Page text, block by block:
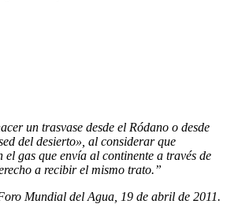
un trasvase desde el Ródano o desde
del desierto», al considerar que
gas que envía al continente a través de
a recibir el mismo trato.”
Mundial del Agua, 19 de abril de 2011.